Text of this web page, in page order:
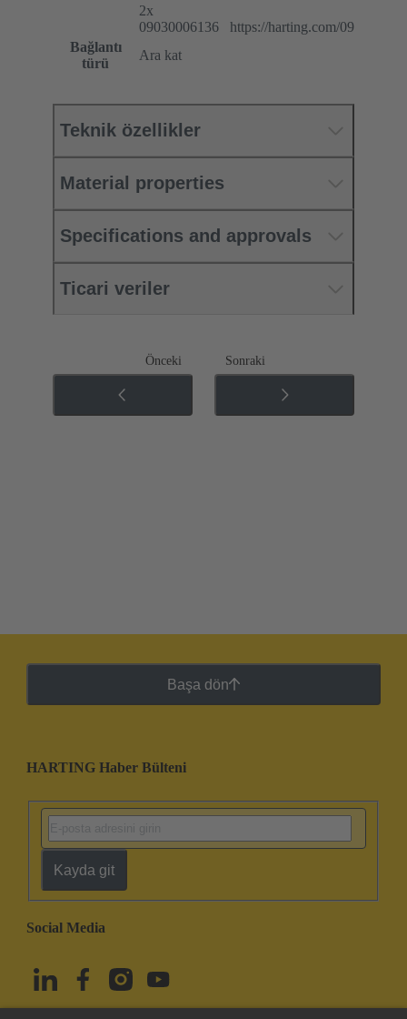
2x
09030006136 https://harting.com/
Bağlantı
türü
Ara kat
Teknik özellikler
Material properties
Specifications and approvals
Ticari veriler
Önceki Sonraki
Başa dön
HARTING Haber Bülteni
Kayda git
Social Media